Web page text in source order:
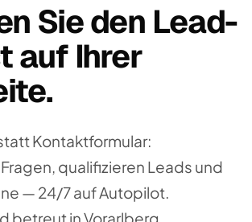
Sie den Lead-
auf Ihrer
Kontaktformular:
qualifizieren Leads und
— 24/7 auf Autopilot.
betreut in Vorarlberg.